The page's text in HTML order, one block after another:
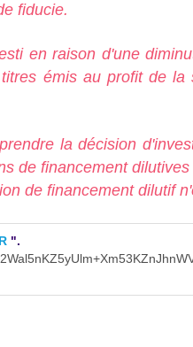
fiducie.
en raison d'une
émis au profit de la
la décision
de financement
de financement dilutif
".